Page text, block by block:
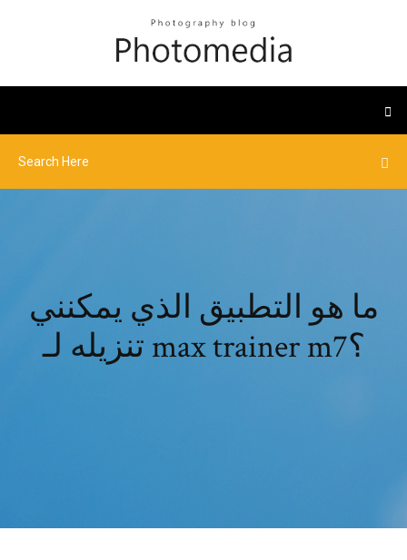
ما هو التطبيق الذي يمكنني
تنزيله لـ max trainer m7؟